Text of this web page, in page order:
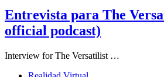
Entrevista para The
official podcast)
Interview for The Versatilist …